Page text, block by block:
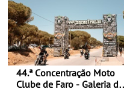
44.ª Concentração Moto
Clube de Faro - Galeria de